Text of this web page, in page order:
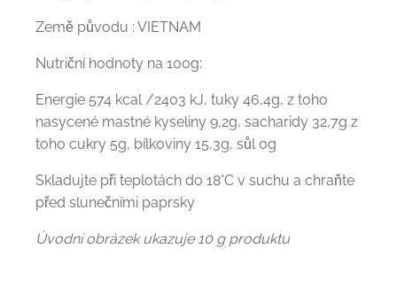
Země původu : VIETNAM
Nutriční hodnoty na 100g:
Energie 574 kcal /2403 kJ, tuky 46,4g, z toho
nasycené mastné kyseliny 9,2g, sacharidy 32,7g z
toho cukry 5g, bílkoviny 15,3g, sůl 0g
Skladujte při teplotách do 18°C v suchu a chraňte
před slunečními paprsky
Úvodní obrázek ukazuje 10 g produktu